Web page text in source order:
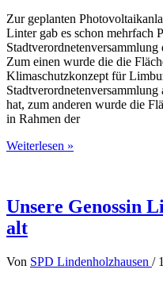
alten
Ortskern
ein.
Zur geplanten
Linter gab es schon mehrfach
Zum einen wurde die die
Klimaschutzkonzept für
hat, zum anderen wurde die
in Rahmen der
SPD
Lindenholzhausen
und
Linter
Weiterlesen »
Unsere Genossin
alt
Von SPD Lindenholzhausen /